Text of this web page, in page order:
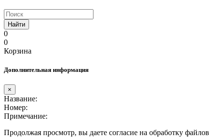
Найти
0
0
Корзина
Дополнительная информация
×
Название:
Номер:
Примечание:
Продолжая просмотр, вы даете согласие на обработку файлов